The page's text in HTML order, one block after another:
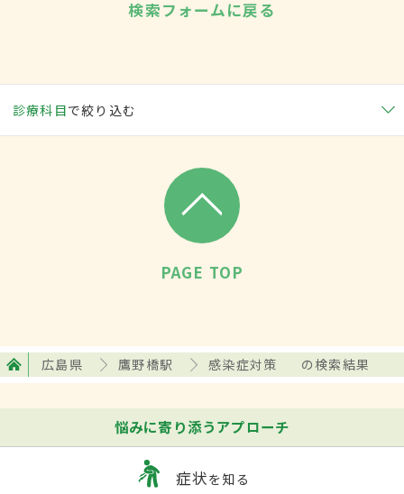
検索フォームに戻る
診療科目で絞り込む
PAGE TOP
広島県 鷹野橋駅 感染症対策 の検索結果
悩みに寄り添うアプローチ
症状を知る